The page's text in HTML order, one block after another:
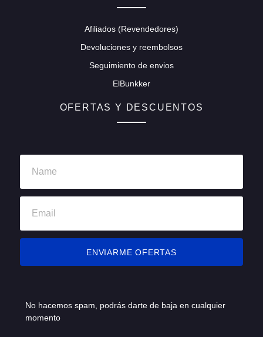
Afiliados (Revendedores)
Devoluciones y reembolsos
Seguimiento de envios
ElBunkker
OFERTAS Y DESCUENTOS
ENVIARME OFERTAS
No hacemos spam, podrás darte de baja en cualquier
momento